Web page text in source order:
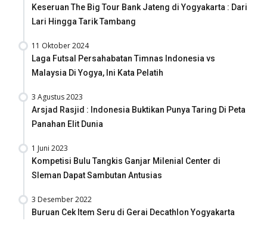
Keseruan The Big Tour Bank Jateng di Yogyakarta : Dari
Lari Hingga Tarik Tambang
11 Oktober 2024
Laga Futsal Persahabatan Timnas Indonesia vs
Malaysia Di Yogya, Ini Kata Pelatih
3 Agustus 2023
Arsjad Rasjid : Indonesia Buktikan Punya Taring Di Peta
Panahan Elit Dunia
1 Juni 2023
Kompetisi Bulu Tangkis Ganjar Milenial Center di
Sleman Dapat Sambutan Antusias
3 Desember 2022
Buruan Cek Item Seru di Gerai Decathlon Yogyakarta